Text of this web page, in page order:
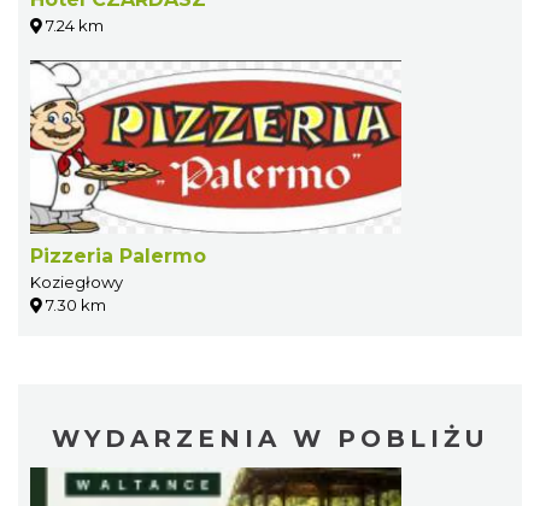
7.24 km
Pizzeria Palermo
Koziegłowy
7.30 km
WYDARZENIA W POBLIŻU